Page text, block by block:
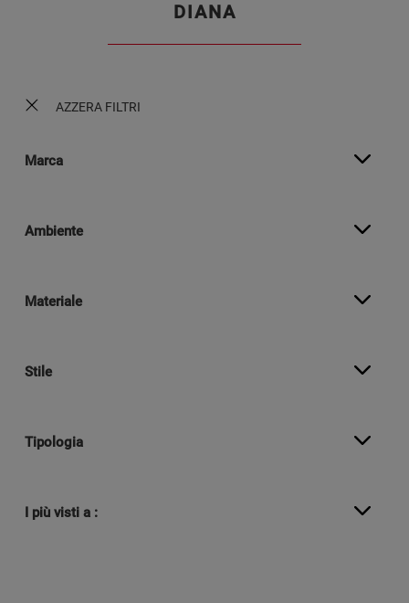
AZZERA FILTRI
Marca
Ambiente
Materiale
Stile
Tipologia
I più visti a :
DIANA